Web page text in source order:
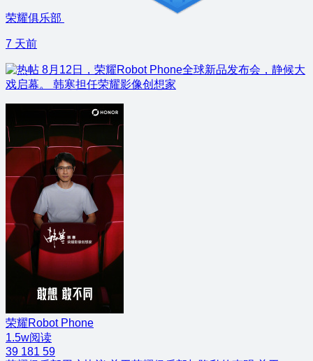
荣耀俱乐部
7 天前
8月12日，荣耀Robot Phone全球新品发布会，静候大
戏启幕。 韩寒担任荣耀影像创想家
荣耀Robot Phone
1.5w阅读
39 181 59